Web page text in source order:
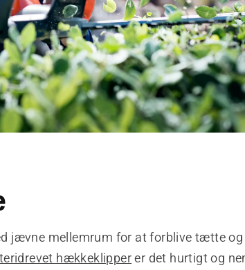
jævne mellemrum for at forblive tætte og
hækkeklipperer det hurtigt og